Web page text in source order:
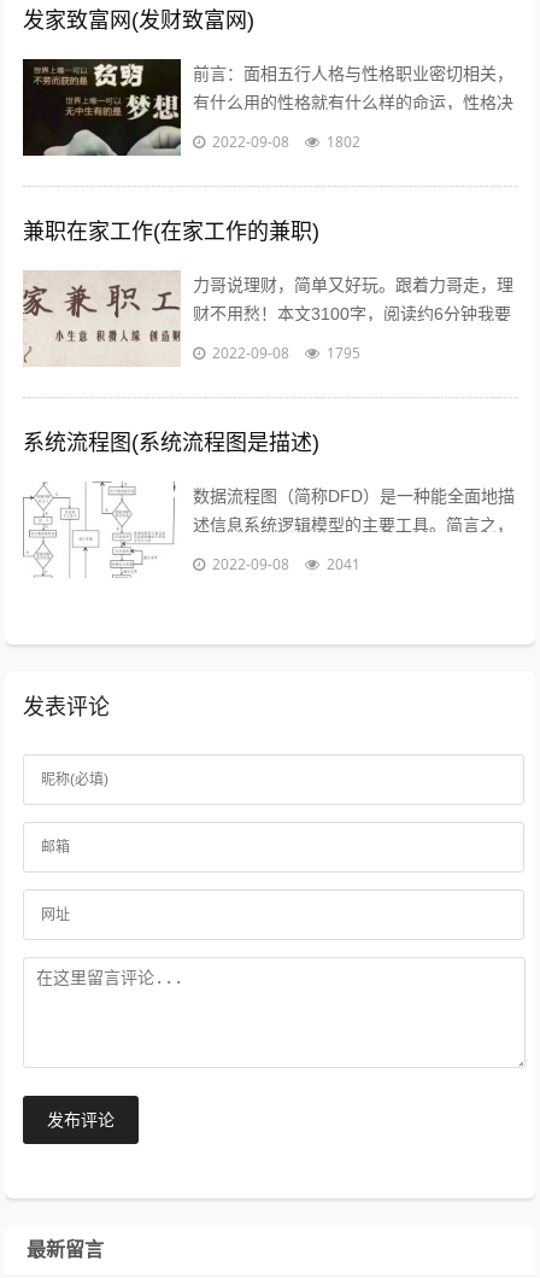
发家致富网(发财致富网)
前言：面相五行人格与性格职业密切相关，
有什么用的性格就有什么样的命运，性格决
定命运。有些人需要白手起家获得财富，有
2022-09-08 1802
兼职在家工作(在家工作的兼职)
力哥说理财，简单又好玩。跟着力哥走，理
财不用愁！本文3100字，阅读约6分钟我要
介绍的赚钱工作就是兼职写稿赚稿费。主业
2022-09-08 1795
系统流程图(系统流程图是描述)
数据流程图（简称DFD）是一种能全面地描
述信息系统逻辑模型的主要工具。简言之，
就是以图形的方式来描述数据在系统流程中
2022-09-08 2041
发表评论
发布评论
最新留言